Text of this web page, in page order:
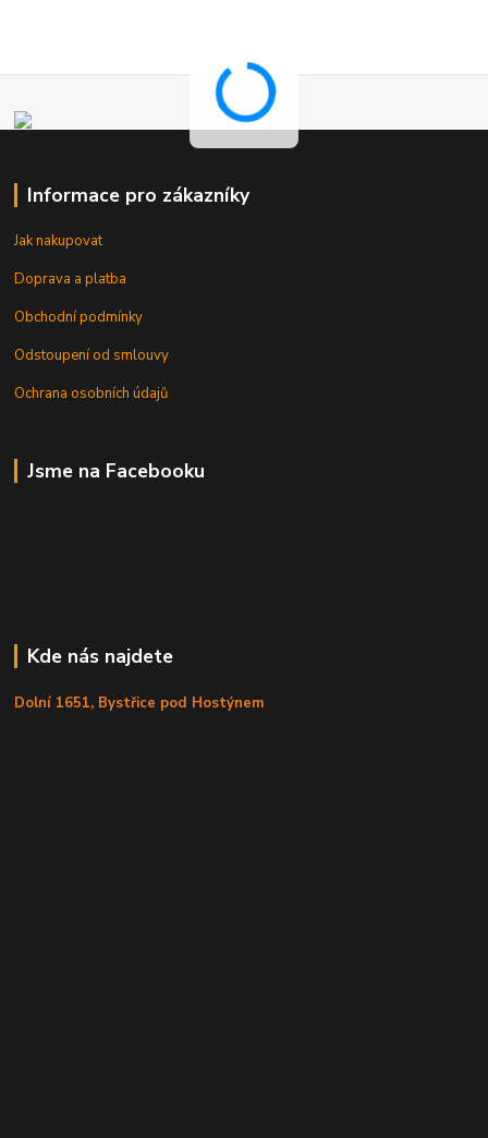
Informace pro zákazníky
Jak nakupovat
Doprava a platba
Obchodní podmínky
Odstoupení od smlouvy
Ochrana osobních údajů
Jsme na Facebooku
Kde nás najdete
Dolní 1651, Bystřice pod Hostýnem